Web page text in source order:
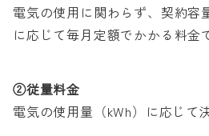
電気の使用に関わらず、契約容
に応じて毎月定額でかかる料金
②従量料金
電気の使用量（kWh）に応じて